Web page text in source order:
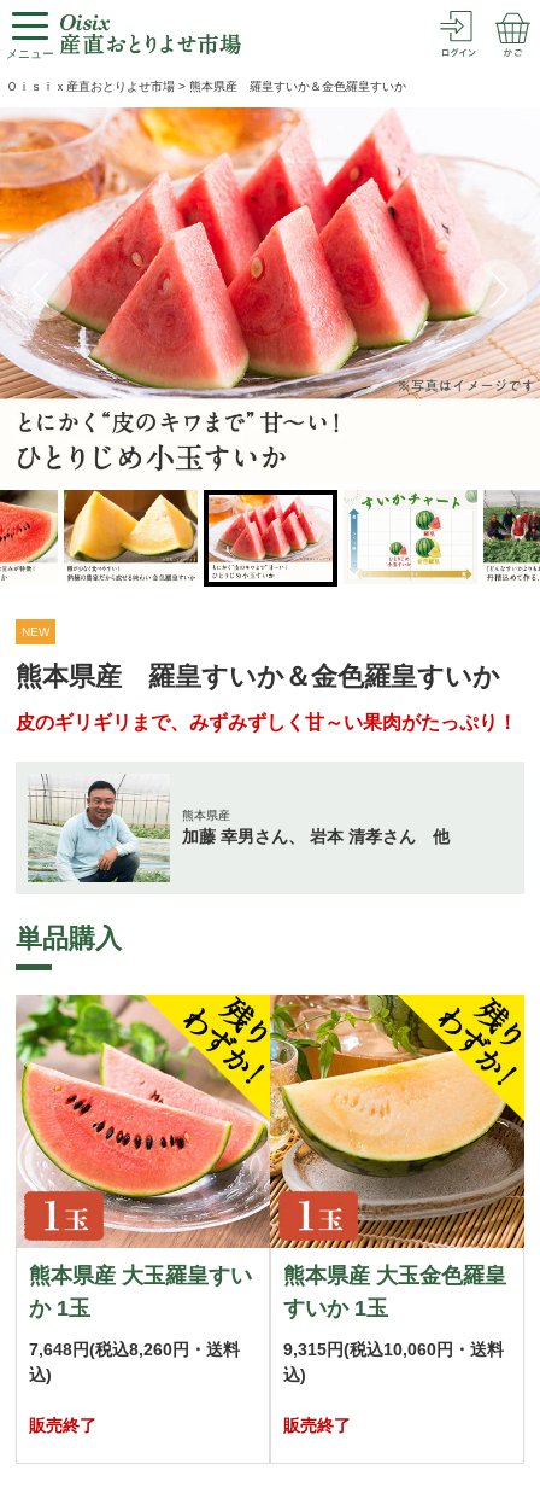
メニュー
Ｏｉｓｉｘ産直おとりよせ市場 > 熊本県産 羅皇すいか＆金色羅皇すいか
NEW
熊本県産 羅皇すいか＆金色羅皇すいか
皮のギリギリまで、みずみずしく甘～い果肉がたっぷり！
熊本県産
加藤 幸男さん、 岩本 清孝さん 他
単品購入
熊本県産 大玉羅皇すい
か 1玉
7,648円(税込8,260円・送料
込)
販売終了
熊本県産 大玉金色羅皇
すいか 1玉
9,315円(税込10,060円・送料
込)
販売終了